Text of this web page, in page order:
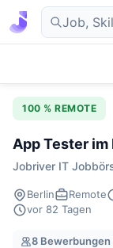
100 % REMOTE
App Tester
Jobriver IT
Berlin Remote
vor 82 Tagen
8 Bewerbungen